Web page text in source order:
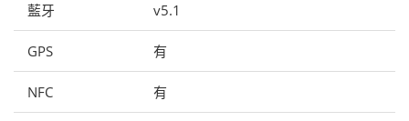
藍牙 v5.1
GPS 有
NFC 有